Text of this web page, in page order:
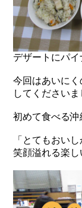
デザートにパイ
今回はあいに
してくださいま
初めて食べる
「とてもおい
笑顔溢れる楽し